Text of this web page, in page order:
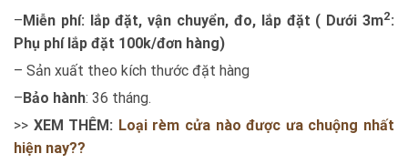
– Miễn phí: lắp đặt, vận chuyển, đo, lắp đặt ( Dưới 3m2:
Phụ phí lắp đặt 100k/đơn hàng)
– Sản xuất theo kích thước đặt hàng
– Bảo hành: 36 tháng.
>> XEM THÊM: Loại rèm cửa nào được ưa chuộng nhất
hiện nay??